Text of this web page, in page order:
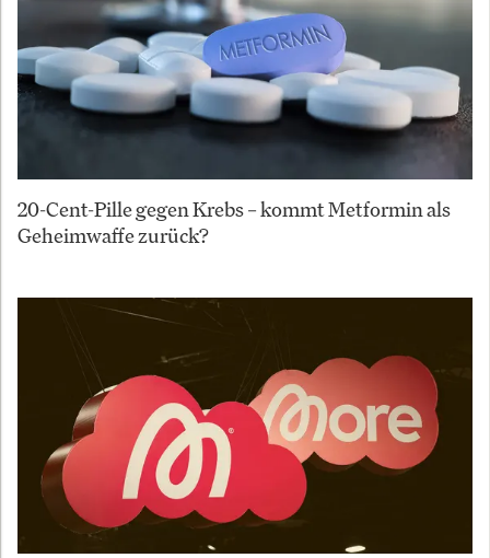
20-Cent-Pille gegen Krebs – kommt Metformin als
Geheimwaffe zurück?